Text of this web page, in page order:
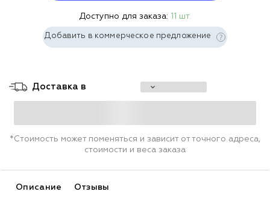
Доступно для заказа: 11 шт.
Добавить в коммерческое предложение
Доставка в
*Стоимость может поменяться и зависит от точного адреса,
стоимости и веса заказа
Описание Отзывы